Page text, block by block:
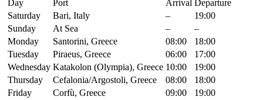
Day Port Arrival Departure
Saturday
Bari, Italy –
19:00
Sunday
At Sea –
–
Monday
Santorini, Greece 08:00
18:00
Tuesday
Piraeus, Greece 06:00
17:00
Wednesday Katakolon (Olympia), Greece 10:00
19:00
Thursday
Cefalonia/Argostoli, Greece 08:00
18:00
Friday
Corfù, Greece 09:00
19:00